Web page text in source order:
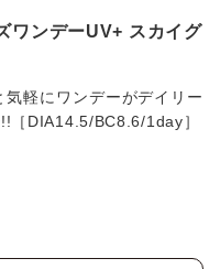
ワンデーUV+ スカイグ
気軽にワンデーがデイリー
［DIA14.5/BC8.6/1day］